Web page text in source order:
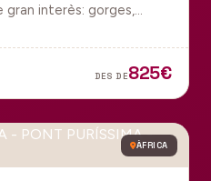
gran interès: gorges,
DES DE825€
ÀFRICA